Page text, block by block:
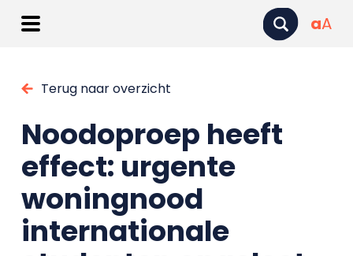
aA
Terug naar overzicht
Noodoproep heeft
effect: urgente
woningnood
internationale